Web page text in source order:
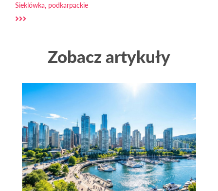
Sieklówka, podkarpackie
Zobacz artykuły